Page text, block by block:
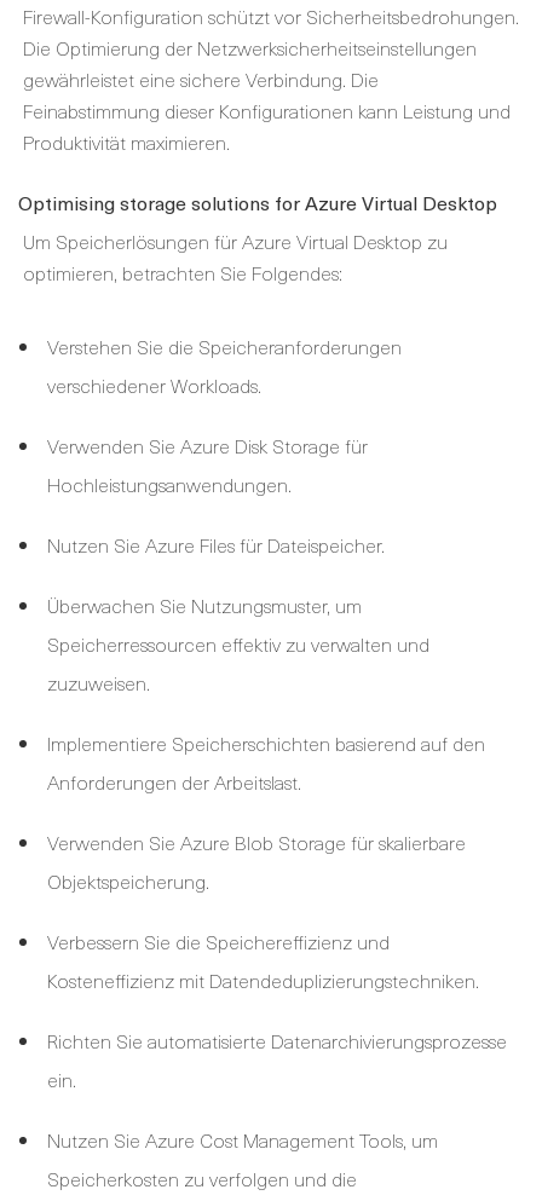
Firewall-Konfiguration schützt vor Sicherheitsbedrohungen.
Die Optimierung der Netzwerksicherheitseinstellungen
gewährleistet eine sichere Verbindung. Die
Feinabstimmung dieser Konfigurationen kann Leistung und
Produktivität maximieren.
Optimising storage solutions for Azure Virtual Desktop
Um Speicherlösungen für Azure Virtual Desktop zu
optimieren, betrachten Sie Folgendes:
Verstehen Sie die Speicheranforderungen
verschiedener Workloads.
Verwenden Sie Azure Disk Storage für
Hochleistungsanwendungen.
Nutzen Sie Azure Files für Dateispeicher.
Überwachen Sie Nutzungsmuster, um
Speicherressourcen effektiv zu verwalten und
zuzuweisen.
Implementiere Speicherschichten basierend auf den
Anforderungen der Arbeitslast.
Verwenden Sie Azure Blob Storage für skalierbare
Objektspeicherung.
Verbessern Sie die Speichereffizienz und
Kosteneffizienz mit Datendeduplizierungstechniken.
Richten Sie automatisierte Datenarchivierungsprozesse
ein.
Nutzen Sie Azure Cost Management Tools, um
Speicherkosten zu verfolgen und die